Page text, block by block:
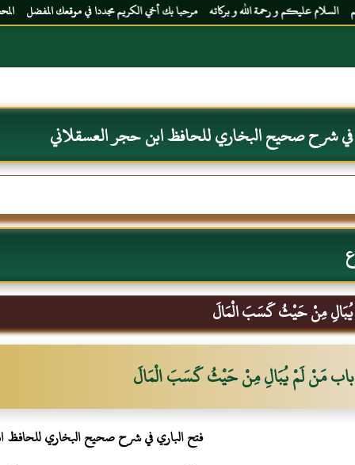
رحمة الله و بركاته مرحبا بك أخي الكريم مجددا في موقعك المفضل المحجة البيضاء موقع
في شرح صحيح البخاري للحافظ ابن حجر العسقلاني
مِنْ حَيْثُ كَسَبَ الْمَالَ
باب مَنْ لَمْ يُبَالِ مِنْ حَيْثُ كَسَبَ الْمَالَ
فتح الباري في شرح صحيح البخاري للحافظ